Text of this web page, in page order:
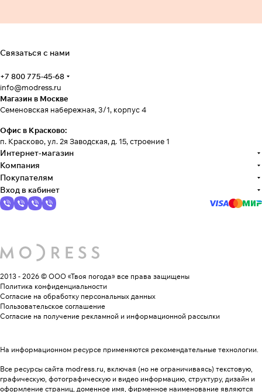
Связаться с нами
+7 800 775-45-68
info@modress.ru
Магазин в Москве
Семеновская набережная, 3/1, корпус 4
Офис в Красково:
п. Красково, ул. 2я Заводская, д. 15, строение 1
Интернет-магазин
Компания
Покупателям
Вход в кабинет
2013 - 2026 © ООО «Твоя погода» все права защищены
Политика конфиденциальности
Согласие на обработку персональных данных
Пользовательское соглашение
Согласие на получение рекламной и информационной рассылки
На информационном ресурсе применяются рекомендательные технологии.
Все ресурсы сайта modress.ru, включая (но не ограничиваясь) текстовую,
графическую, фотографическую и видео информацию, структуру, дизайн и
оформление страниц, доменное имя, фирменное наименование являются